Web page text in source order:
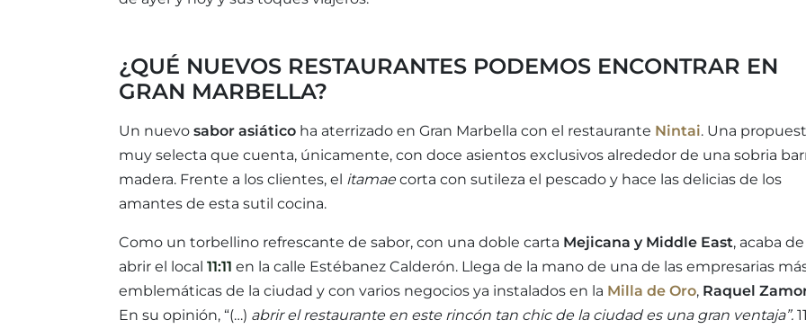
¿QUÉ NUEVOS RESTAURANTES PODEMOS ENCONTRAR EN
GRAN MARBELLA?
Un nuevo sabor asiático ha aterrizado en Gran Marbella con el restaurante Nintai. Una
muy selecta que cuenta, únicamente, con doce asientos exclusivos alrededor de una sobria
madera. Frente a los clientes, el itamaecorta con sutileza el pescado y hace las delicias de los
amantes de esta sutil cocina.
Como un torbellino refrescante de sabor, con una doble carta Mejicana y Middle East, acaba de
abrir el local 11:11 en la calle Estébanez Calderón. Llega de la mano de una de las empresarias
emblemáticas de la ciudad y con varios negocios ya instalados en la Milla de Oro, Raquel
En su opinión, “(…) abrir el restaurante en este rincón tan chic de la ciudad es una gran ventaja”.